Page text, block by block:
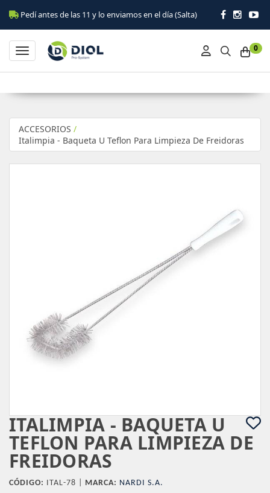
Pedí antes de las 11 y lo enviamos en el día (Salta)
0
Toggle navigation
ACCESORIOS /
Italimpia - Baqueta U Teflon Para Limpieza De Freidoras
ITALIMPIA - BAQUETA U
TEFLON PARA LIMPIEZA DE
FREIDORAS
CÓDIGO: ITAL-78 | MARCA: NARDI S.A.